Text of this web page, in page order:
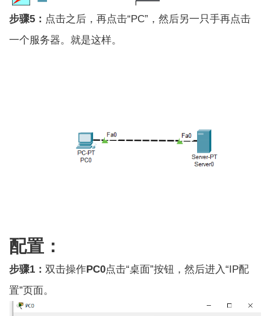
步骤5： 点击之后，再点击“PC”，然后另一只手再点击
一个服务器。就是这样。
配置：
步骤1：双击操作PC0点击“桌面”按钮，然后进入“IP配
置”页面。